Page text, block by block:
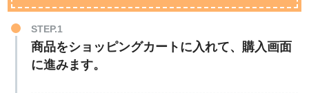
STEP.1
商品をショッピングカートに入れて、購入画面
に進みます。